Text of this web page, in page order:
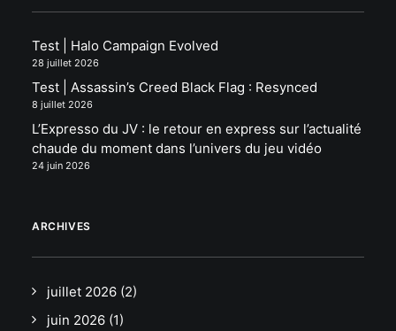
Test | Halo Campaign Evolved
28 juillet 2026
Test | Assassin’s Creed Black Flag : Resynced
8 juillet 2026
L’Expresso du JV : le retour en express sur l’actualité
chaude du moment dans l’univers du jeu vidéo
24 juin 2026
ARCHIVES
juillet 2026 (2)
juin 2026 (1)